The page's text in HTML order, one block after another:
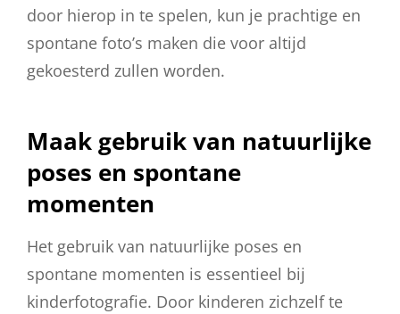
door hierop in te spelen, kun je prachtige en
spontane foto’s maken die voor altijd
gekoesterd zullen worden.
Maak gebruik van natuurlijke
poses en spontane
momenten
Het gebruik van natuurlijke poses en
spontane momenten is essentieel bij
kinderfotografie. Door kinderen zichzelf te